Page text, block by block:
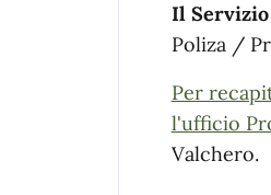
Il
Poliza /
Per
l'ufficio
Valchero.